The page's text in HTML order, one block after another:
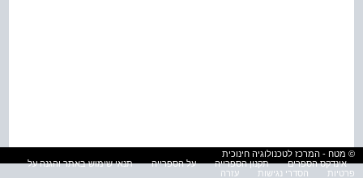
© מטח - המרכז לטכנולוגיה חינוכית
אינדקס הספרים
תקנון הספרייה על הספרייה
תנאי שימוש באתר והגנה על
פרטיות
הסדרי נגישות עזרה